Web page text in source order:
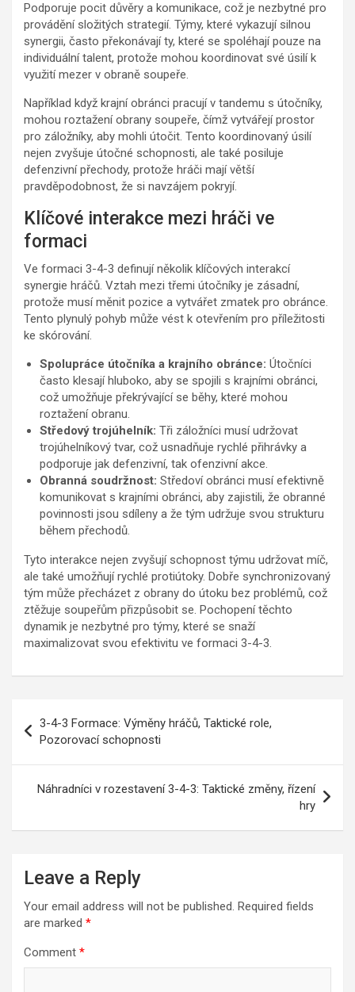
Podporuje pocit důvěry a komunikace, což je nezbytné pro
provádění složitých strategií. Týmy, které vykazují silnou
synergii, často překonávají ty, které se spoléhají pouze na
individuální talent, protože mohou koordinovat své úsilí k
využití mezer v obraně soupeře.
Například když krajní obránci pracují v tandemu s útočníky,
mohou roztažení obrany soupeře, čímž vytvářejí prostor
pro záložníky, aby mohli útočit. Tento koordinovaný úsilí
nejen zvyšuje útočné schopnosti, ale také posiluje
defenzivní přechody, protože hráči mají větší
pravděpodobnost, že si navzájem pokryjí.
Klíčové interakce mezi hráči ve
formaci
Ve formaci 3-4-3 definují několik klíčových interakcí
synergie hráčů. Vztah mezi třemi útočníky je zásadní,
protože musí měnit pozice a vytvářet zmatek pro obránce.
Tento plynulý pohyb může vést k otevřením pro příležitosti
ke skórování.
Spolupráce útočníka a krajního obránce: Útočníci
často klesají hluboko, aby se spojili s krajními obránci,
což umožňuje překrývající se běhy, které mohou
roztažení obranu.
Středový trojúhelník: Tři záložníci musí udržovat
trojúhelníkový tvar, což usnadňuje rychlé přihrávky a
podporuje jak defenzivní, tak ofenzivní akce.
Obranná soudržnost: Středoví obránci musí efektivně
komunikovat s krajními obránci, aby zajistili, že obranné
povinnosti jsou sdíleny a že tým udržuje svou strukturu
během přechodů.
Tyto interakce nejen zvyšují schopnost týmu udržovat míč,
ale také umožňují rychlé protiútoky. Dobře synchronizovaný
tým může přecházet z obrany do útoku bez problémů, což
ztěžuje soupeřům přizpůsobit se. Pochopení těchto
dynamik je nezbytné pro týmy, které se snaží
maximalizovat svou efektivitu ve formaci 3-4-3.
navigation
3-4-3 Formace: Výměny hráčů, Taktické role,
Pozorovací schopnosti
Náhradníci v rozestavení 3-4-3: Taktické změny, řízení
hry
Leave a Reply
Your email address will not be published. Required fields
are marked *
Comment *